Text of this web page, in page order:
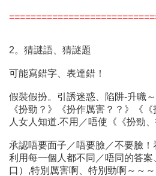
2。猜謎語、猜謎題
可能寫錯字、表達錯！
假裝假扮。引誘迷惑、陷阱-升職
《扮勁？》《扮作厲害？？》《
人女人知道.不用／唔使《《扮勁、
承認唔要面子／唔要臉／不要臉！
利用每一個人都不同／唔同的答
口）,特別厲害啊、特別勁啊～～